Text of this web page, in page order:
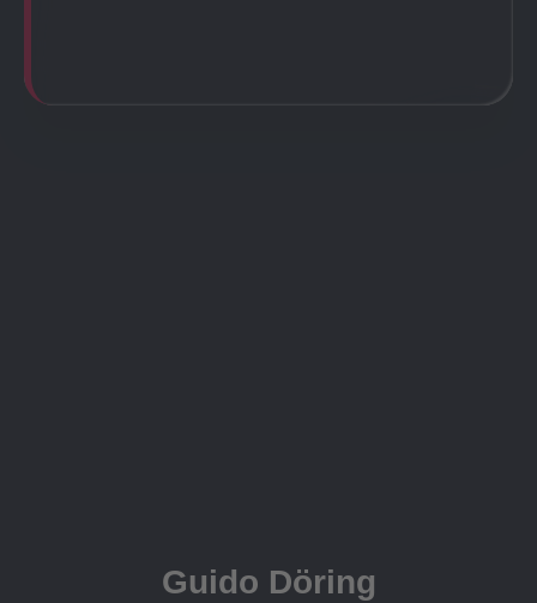
Guido Döring